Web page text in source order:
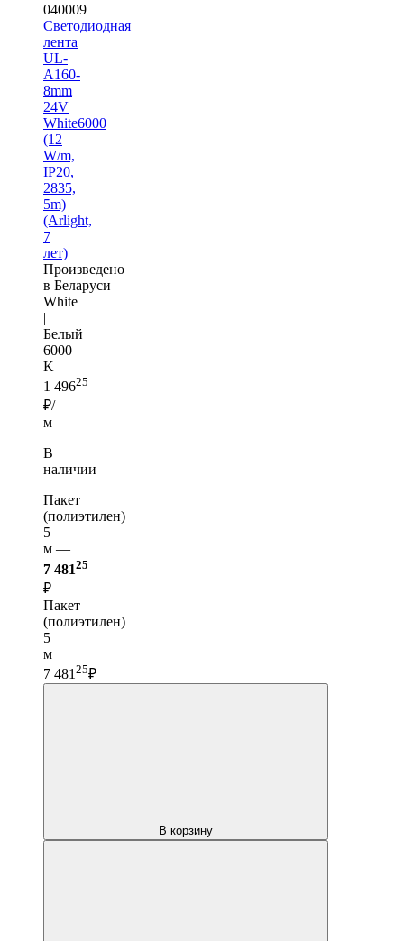
040009
Светодиодная
лента
UL-
A160-
8mm
24V
White6000
(12
W/m,
IP20,
2835,
5m)
(Arlight,
7
лет)
Произведено
в Беларуси
White
|
Белый
6000
K
1 49625
₽/
м
В
наличии
Пакет
(полиэтилен)
5
м —
7 48125
₽
Пакет
(полиэтилен)
5
м
7 481 25₽
В корзину